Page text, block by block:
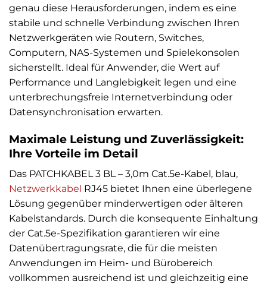
genau diese Herausforderungen, indem es eine
stabile und schnelle Verbindung zwischen Ihren
Netzwerkgeräten wie Routern, Switches,
Computern, NAS-Systemen und Spielekonsolen
sicherstellt. Ideal für Anwender, die Wert auf
Performance und Langlebigkeit legen und eine
unterbrechungsfreie Internetverbindung oder
Datensynchronisation erwarten.
Maximale Leistung und Zuverlässigkeit:
Ihre Vorteile im Detail
Das PATCHKABEL 3 BL – 3,0m Cat.5e-Kabel, blau,
Netzwerkkabel RJ45 bietet Ihnen eine überlegene
Lösung gegenüber minderwertigen oder älteren
Kabelstandards. Durch die konsequente Einhaltung
der Cat.5e-Spezifikation garantieren wir eine
Datenübertragungsrate, die für die meisten
Anwendungen im Heim- und Bürobereich
vollkommen ausreichend ist und gleichzeitig eine